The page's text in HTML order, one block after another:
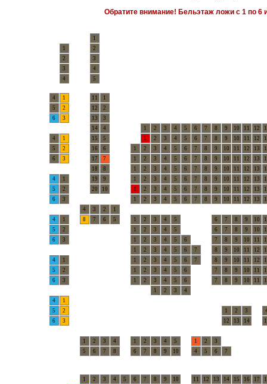
Обратите внимание! Бельэтаж ложи с 1 по 6
1
1
2
2
3
3
4
4
5
4 1 11
1
5
2 12
2
6
3 13
3
14
4 1 2 3 4 5 6 7 8 9 10 11 12
4
1 15 5 1 2 3 4 5 6 7 8 9 10 11 12
5
2 16 6 1 2 3 4 5 6 7 8 9 10 11 12 13
6
3 17 7 1 2 3 4 5 6 7 8 9 10 11 12 13
18
8 1 2 3 4 5 6 7 8 9 10 11 12 13
4
1 19 9 1 2 3 4 5 6 7 8 9 10 11 12 13
5
2 20 10 1 2 3 4 5 6 7 8 9 10 11 12 13
6
3 1 2 3 4 5 6 7 8 9 10 11 12 13
4
3 2
1
4
1 8 7 6 5 1 2 3 4 5 6 7 8 9 10
5
2 1 2 3 4 5 6 7 8 9 10
6
3 1 2 3 4 5 6 7 8 9 10 11
1
2 3 4 5 6 7 8 9 10 11 12
4
1 1 2 3 4 5 6 7 8 9 10 11 12
5
2 1 2 3 4 5 6 7 8 9 10 11
6
3 1 2 3 4 5 6 7 8 9 10 11
1
2 3
4
4
1
5
2 1 2 3
6
3 12 13 14
1 2 3 4 1 2 3 4 5 1 2
3
5
6 7 8 6 7 8 9 10 4 5 6 7
1 2 3 4 5 6 7 8 9 10 11 12 13 14 15 16 17